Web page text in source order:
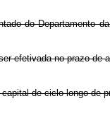
do Departamento
efetivada no prazo
de ciclo longo de